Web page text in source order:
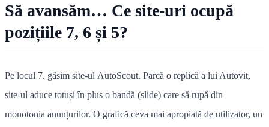
Să avansăm… Ce site-uri ocupă
pozițiile 7, 6 și 5?
Pe locul 7. găsim site-ul AutoScout. Parcă o replică a lui Autovit,
site-ul aduce totuși în plus o bandă (slide) care să rupă din
monotonia anunțurilor. O grafică ceva mai apropiată de utilizator, un